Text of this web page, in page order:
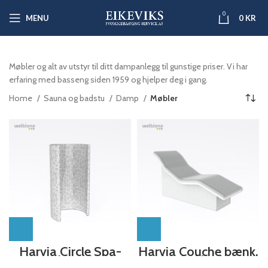
MENU 0 0 KR
Møbler og alt av utstyr til ditt dampanlegg til gunstige priser. Vi har
erfaring med basseng siden 1959 og hjelper deg i gang.
Home
Sauna og badstu Damp Møbler
Harvia Circle Spa-
Modul, uden
Harvia Couche bænk,
uden beklædning